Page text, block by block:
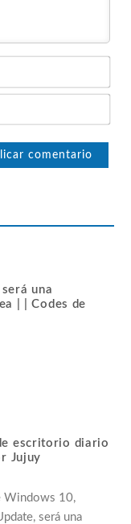
una
| | Codes de
escritorio diario
Jujuy
Windows 10,
será una